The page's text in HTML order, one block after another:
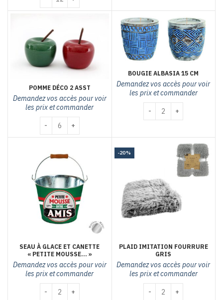
POMME DÉCO 2 ASST
Demandez vos accès pour voir
les prix et commander
quantité de Pomme déco 2 asst
BOUGIE ALBASIA 15 CM
Demandez vos accès pour voir
les prix et commander
quantité de Bougie
SEAU À GLACE ET CANETTE
« PETITE MOUSSE… »
Demandez vos accès pour voir
les prix et commander
quantité de Seau à glace et canette "petite mousse..."
-20%
PLAID IMITATION FOURRURE
GRIS
Demandez vos accès pour voir
les prix et commander
quantité de plaid